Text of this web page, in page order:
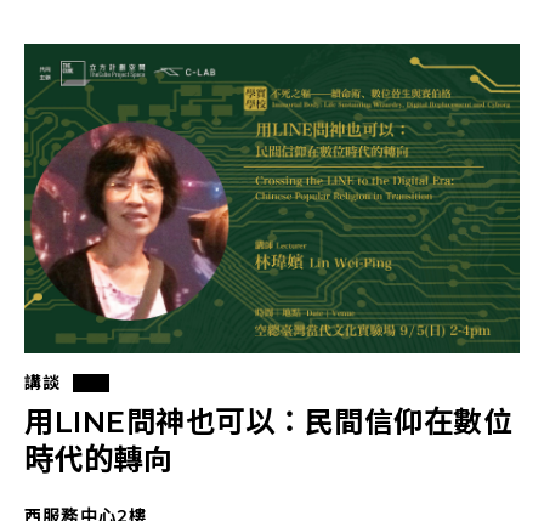
講談
用LINE問神也可以：民間信仰在數位
時代的轉向
西服務中心2樓